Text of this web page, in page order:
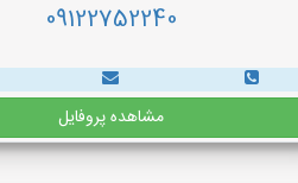
09122752240
مشاهده پروفایل